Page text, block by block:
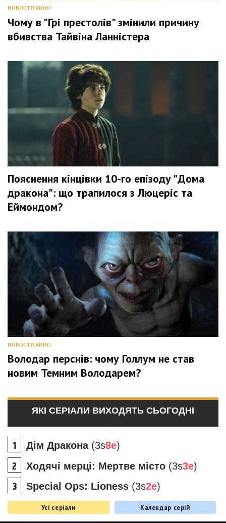
НОВОСТИ КИНО
Чому в "Грі престолів" змінили причину
вбивства Тайвіна Ланністера
Пояснення кінцівки 10-го епізоду "Дома
дракона": що трапилося з Люцеріс та
Еймондом?
НОВОСТИ КИНО
Володар перснів: чому Голлум не став
новим Темним Володарем?
ЯКІ СЕРІАЛИ ВИХОДЯТЬ СЬОГОДНІ
Дім Дракона(3s8e)
Ходячі мерці: Мертве місто (3s3e)
Special Ops: Lioness (3s2e)
Усі серіали Календар серій